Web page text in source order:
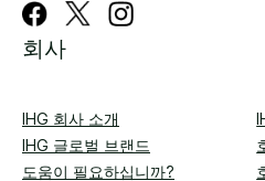
회사
IHG 회사 소개
IHG 글로벌 브랜드
도움이 필요하십니까?